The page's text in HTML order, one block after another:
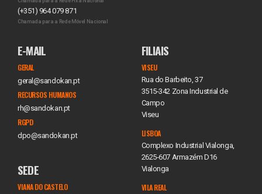
(+351) 964 079 871
Chamada para a Rede Móvel Nacional
E-MAIL
GERAL
geral@sandokan.pt
RECURSOS HUMANOS
rh@sandokan.pt
RGPD
dpo@sandokan.pt
SEDE
VIANA DO CASTELO
FILIAIS
VISEU
Rua do Barbeito, 37
3515-342 Zona Industrial de
Campo
Viseu
LISBOA
Complexo Industrial Vialonga,
2625-607 Armazém D16
Vialonga
VILA REAL